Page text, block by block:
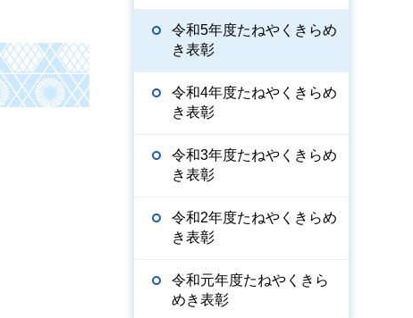
令和5年度たねやくきらめ
き表彰
令和4年度たねやくきらめ
き表彰
令和3年度たねやくきらめ
き表彰
令和2年度たねやくきらめ
き表彰
令和元年度たねやくきら
めき表彰